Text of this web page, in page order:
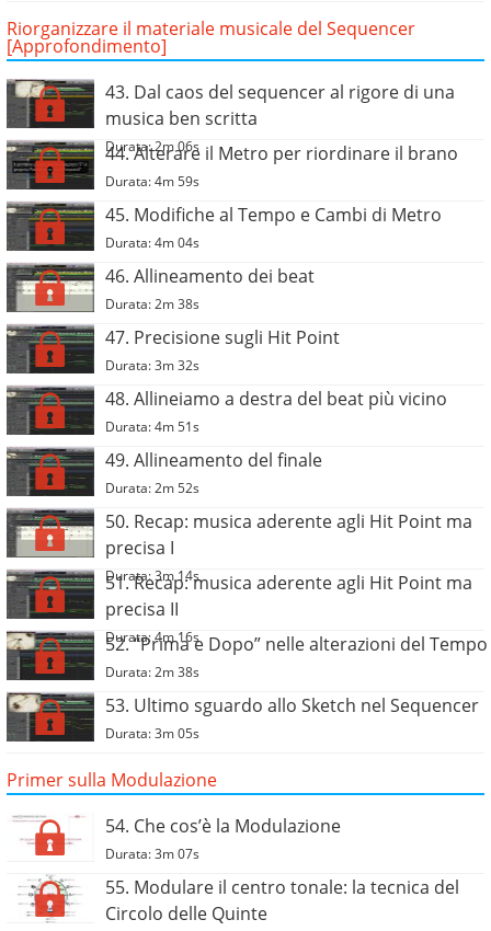
Riorganizzare il materiale musicale del Sequencer
[Approfondimento]
43. Dal caos del sequencer al rigore di una
musica ben scritta
Durata: 2m 06s
44. Alterare il Metro per riordinare il brano
Durata: 4m 59s
45. Modifiche al Tempo e Cambi di Metro
Durata: 4m 04s
46. Allineamento dei beat
Durata: 2m 38s
47. Precisione sugli Hit Point
Durata: 3m 32s
48. Allineiamo a destra del beat più vicino
Durata: 4m 51s
49. Allineamento del finale
Durata: 2m 52s
50. Recap: musica aderente agli Hit Point ma
precisa I
Durata: 3m 14s
51. Recap: musica aderente agli Hit Point ma
precisa II
Durata: 4m 16s
52. “Prima e Dopo” nelle alterazioni del Tempo
Durata: 2m 38s
53. Ultimo sguardo allo Sketch nel Sequencer
Durata: 3m 05s
Primer sulla Modulazione
54. Che cos’è la Modulazione
Durata: 3m 07s
55. Modulare il centro tonale: la tecnica del
Circolo delle Quinte